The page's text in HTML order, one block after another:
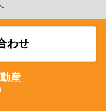
わせ
産